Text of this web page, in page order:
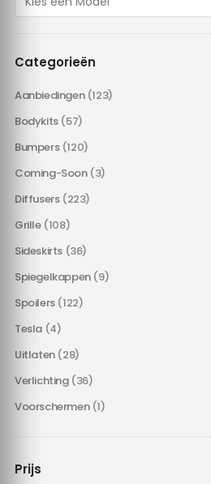
Categorieën
Aanbiedingen (123)
Bodykits (57)
Bumpers (120)
Coming-Soon (3)
Diffusers (223)
Grille (108)
Sideskirts (36)
Spiegelkappen (9)
Spoilers (122)
Tesla (4)
Uitlaten (28)
Verlichting (36)
Voorschermen (1)
Prijs